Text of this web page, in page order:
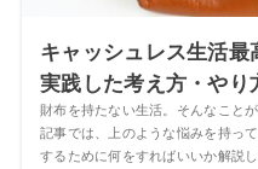
キャッシュレス生活最
実践した考え方・やり
財布を持たない生活。そんなこと
記事では、上のような悩みを持っ
するために何をすればいいか解説